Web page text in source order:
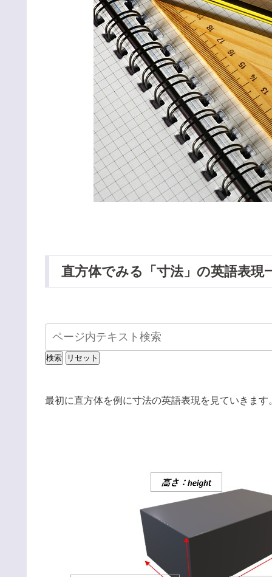
直方体でみる「寸法」の英語表現
最初に直方体を例に寸法の英語表現を見ていきます